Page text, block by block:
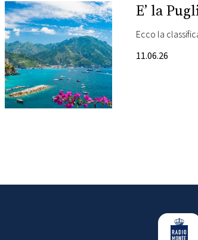
NEWS
FOTO
CONCORSI
E’ la
Ecco la
11.06.26